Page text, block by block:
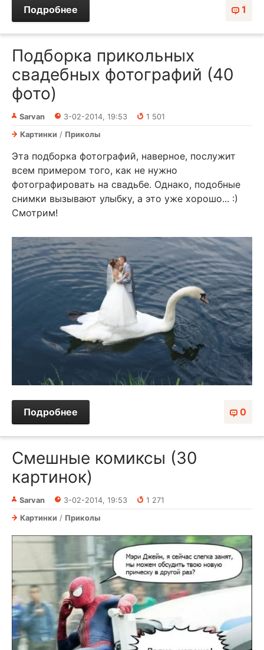
1
Подробнее
Подборка прикольных
свадебных фотографий (40
фото)
Sarvan 3-02-2014, 19:53
1 501
Картинки / Приколы
Эта подборка фотографий, наверное, послужит
всем примером того, как не нужно
фотографировать на свадьбе. Однако, подобные
снимки вызывают улыбку, а это уже хорошо... :)
Смотрим!
0
Подробнее
Смешные комиксы (30
картинок)
Sarvan 3-02-2014, 19:53
1 271
Картинки / Приколы